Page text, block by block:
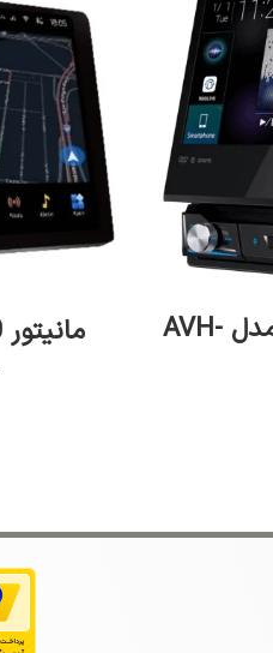
پخش تصویری پایونیر مدل AVH-